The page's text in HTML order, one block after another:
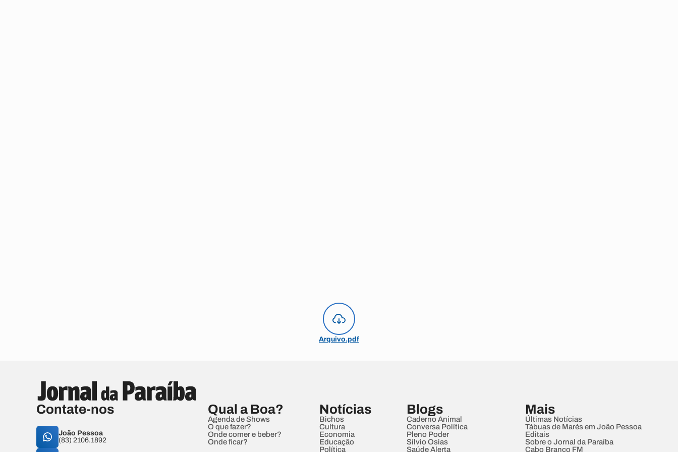
Arquivo.pdf
Contate-nos
João Pessoa
(83) 2106.1892
Qual a Boa?
Agenda de Shows
O que fazer?
Onde comer e beber?
Onde ficar?
Notícias
Bichos
Cultura
Economia
Educação
Política
Blogs
Caderno Animal
Conversa Política
Pleno Poder
Sílvio Osias
Saúde Alerta
Mais
Últimas Notícias
Tábuas de Marés em João Pessoa
Editais
Sobre o Jornal da Paraíba
Cabo Branco FM